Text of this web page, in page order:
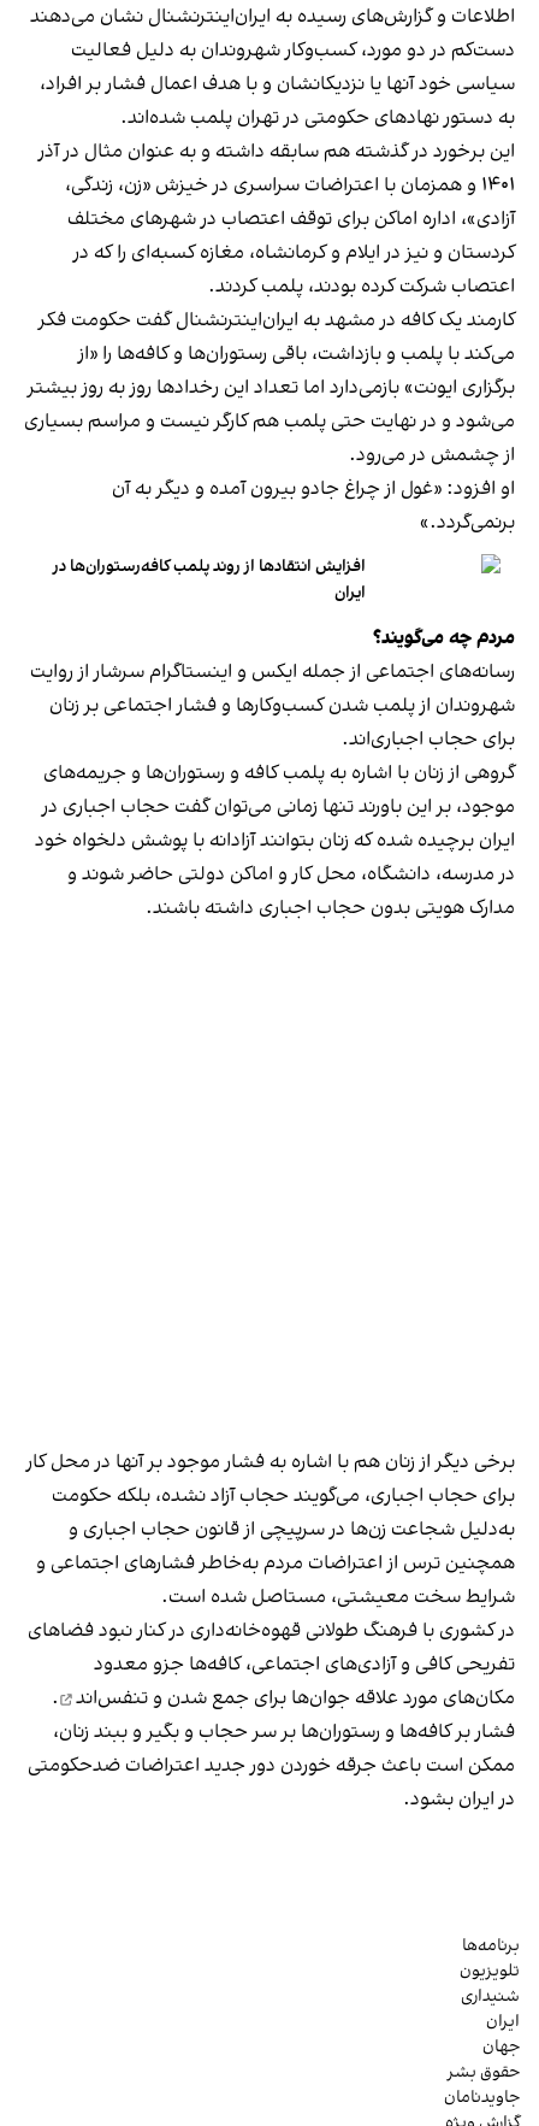
اطلاعات و گزارش‌های رسیده به ایران‌اینترنشنال نشان می‌دهند
دست‌کم در دو مورد، کسب‌وکار شهروندان به دلیل فعالیت
سیاسی خود آنها یا نزدیکانشان و با هدف اعمال فشار بر افراد،
به دستور نهادهای حکومتی در تهران پلمب شده‌اند.
این برخورد در گذشته هم سابقه داشته و به عنوان مثال در آذر
۱۴۰۱ و همزمان با اعتراضات سراسری در خیزش «زن، زندگی،
آزادی»، اداره اماکن برای توقف اعتصاب در شهرهای مختلف
کردستان و نیز در ایلام و کرمانشاه، مغازه کسبه‌ای را که در
اعتصاب شرکت کرده بودند، پلمب کردند.
کارمند یک کافه در مشهد به ایران‌اینترنشنال گفت حکومت فکر
می‌کند با پلمب و بازداشت، باقی رستوران‌ها و کافه‌ها را «از
برگزاری ایونت» بازمی‌دارد اما تعداد این رخدادها روز به روز بیشتر
می‌شود و در نهایت حتی پلمب هم کارگر نیست و مراسم بسیاری
از چشمش در می‌رود.
او افزود: «غول از چراغ جادو بیرون آمده و دیگر به آن
برنمی‎‌گردد.»
افزایش انتقادها از روند پلمب کافه‌رستوران‌ها در
ایران
مردم چه می‌گویند؟
رسانه‎‌های اجتماعی از جمله ایکس و اینستاگرام سرشار از روایت
شهروندان از پلمب شدن کسب‌وکارها و فشار اجتماعی بر زنان
برای حجاب اجباری‌اند.
گروهی از زنان با اشاره به پلمب کافه و رستوران‌ها و جریمه‌های
موجود، بر این باورند تنها زمانی می‌توان گفت حجاب اجباری در
ایران برچیده شده که زنان بتوانند آزادانه با پوشش دلخواه خود
در مدرسه، دانشگاه، محل کار و اماکن دولتی حاضر شوند و
مدارک هویتی بدون حجاب اجباری داشته باشند.
برخی دیگر از زنان هم با اشاره به فشار موجود بر آنها در محل کار
برای حجاب اجباری، می‌گویند حجاب آزاد نشده، بلکه حکومت
به‌دلیل شجاعت زن‌ها در سرپیچی از قانون حجاب اجباری و
همچنین ترس از اعتراضات مردم به‌خاطر فشارهای اجتماعی و
شرایط سخت معیشتی، مستاصل شده است.
در کشوری با فرهنگ طولانی قهوه‌‌خانه‌داری در کنار نبود فضاهای
تفریحی کافی و آزادی‌های اجتماعی، کافه‌ها جزو معدود
مکان‌های مورد علاقه جوان‌ها برای جمع شدن و تنفس‌اند
.
فشار بر کافه‌ها و رستوران‌ها بر سر حجاب و بگیر و ببند زنان،
ممکن است باعث جرقه خوردن دور جدید اعتراضات ضدحکومتی
در ایران بشود.
برنامه‌ها
تلویزیون
شنیداری
ایران
جهان
حقوق بشر
جاویدنامان